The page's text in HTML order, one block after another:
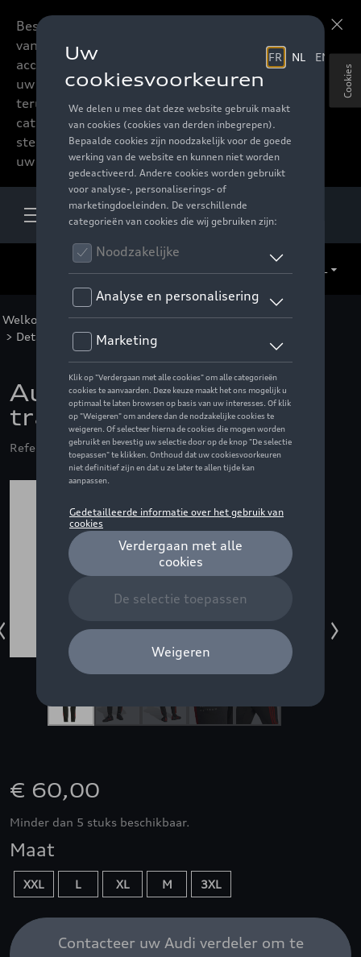
Beste accessoires-lovers,
vanaf nu kan u het hele
accessoire assortiment van
uw favoriete merk
terugvinden in de online
catalogus. Deze kunnen
steeds besteld worden via
uw verdeler.
Welkom Voor u >F1 Collectie >Kleding >Mannen
> Detail
Audi F1 Fan
trainingsbroek, grijs - S
Referentie: ZZQ3132600902
€ 60,00
Minder dan 5 stuks beschikbaar.
Maat
XXL L XL M 3XL
Contacteer uw Audi verdeler om te
Cookies